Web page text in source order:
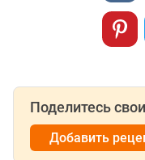
Поделитесь
Добавить